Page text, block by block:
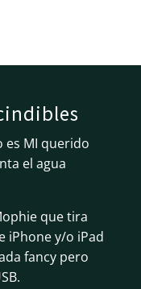
es MI querido
el agua
que tira
iPhone y/o iPad
fancy pero